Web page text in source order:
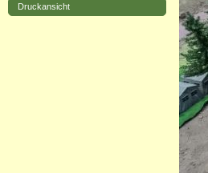
Druckansicht